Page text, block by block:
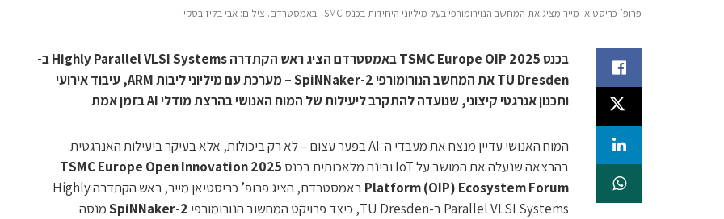
פרופ’ כריסטיאן מייר מציג את המחשב הנוירומורפי בעל מיליוני היחידות בכנס TSMC באמסטרדם. צילום: אבי בליזובסקי
בכנס 2025 TSMC Europe OIP באמסטרדם הציג ראש הקתדרה Highly Parallel VLSI Systems ב-
TU Dresden את המחשב הנורומורפי SpiNNaker-2 – מערכת עם מיליוני ליבות ARM, עיבוד אירועי
ותכנון אנרגטי קיצוני, שנועדה להתקרב ליעילות של המוח האנושי בהרצת מודלי AI בזמן אמת
המוח האנושי עדיין מנצח את מעבדי ה־AI בפער עצום – לא רק ביכולות, אלא בעיקר ביעילות האנרגטית.
בהרצאה שנעלה את המושב על IoT ובינה מלאכותית בכנס
2025 TSMC Europe Open Innovation
Platform (OIP) Ecosystem Forum
באמסטרדם, הציג פרופ’ כריסטיאן מייר, ראש הקתדרה Highly
Parallel VLSI Systems ב-TU Dresden, כיצד פרויקט המחשוב הנורומורפי
SpiNNaker-2מנסה